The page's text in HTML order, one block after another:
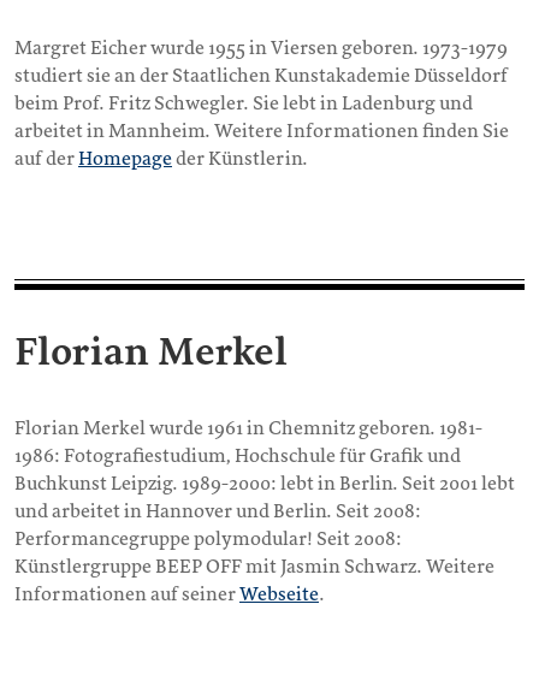
Margret Eicher wurde 1955 in Viersen geboren. 1973-1979
studiert sie an der Staatlichen Kunstakademie Düsseldorf
beim Prof. Fritz Schwegler. Sie lebt in Ladenburg und
arbeitet in Mannheim. Weitere Informationen finden Sie
auf derHomepageder Künstlerin.
Florian Merkel
Florian Merkel wurde 1961 in Chemnitz geboren. 1981-
1986: Fotografiestudium, Hochschule für Grafik und
Buchkunst Leipzig. 1989-2000: lebt in Berlin. Seit 2001 lebt
und arbeitet in Hannover und Berlin. Seit 2008:
Performancegruppe polymodular! Seit 2008:
Künstlergruppe BEEP OFF mit Jasmin Schwarz. Weitere
Informationen auf seinerWebseite.